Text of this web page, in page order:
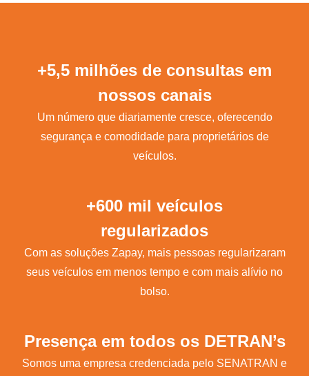
+5,5 milhões de consultas em
nossos canais
Um número que diariamente cresce, oferecendo
segurança e comodidade para proprietários de
veículos.
+600 mil veículos
regularizados
Com as soluções Zapay, mais pessoas regularizaram
seus veículos em menos tempo e com mais alívio no
bolso.
Presença em todos os DETRAN’s
Somos uma empresa credenciada pelo SENATRAN e